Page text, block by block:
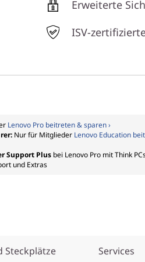
Erweiterte
ISV-
Lenovo Pro beitreten & sparen ›
Nur für Mitglieder Lenovo Education
Support Plus bei Lenovo Pro mit Think
und Extras
Steckplätze Services